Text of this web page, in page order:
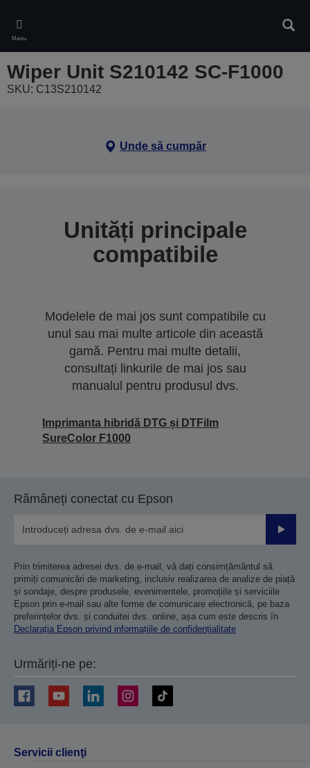
main
content
Meniu
Wiper Unit S210142 SC-F1000
SKU: C13S210142
Unde să cumpăr
Unități principale
compatibile
Modelele de mai jos sunt compatibile cu
unul sau mai multe articole din această
gamă. Pentru mai multe detalii,
consultați linkurile de mai jos sau
manualul pentru produsul dvs.
Imprimanta hibridă DTG și DTFilm
SureColor F1000
Rămâneți conectat cu Epson
Prin trimiterea adresei dvs. de e-mail, vă dați consimțământul să
primiți comunicări de marketing, inclusiv realizarea de analize de piață
și sondaje, despre produsele, evenimentele, promoțiile și serviciile
Epson prin e-mail sau alte forme de comunicare electronică, pe baza
preferințelor dvs. și conduitei dvs. online, așa cum este descris în
Declarația Epson privind informațiile de confidențialitate
Urmăriți-ne pe:
Servicii clienţi